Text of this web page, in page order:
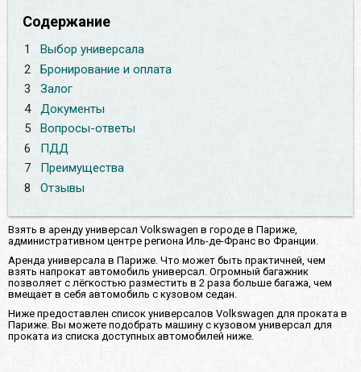
Содержание
1
Выбор универсала
2
Бронирование и оплата
3
Залог
4
Документы
5
Вопросы-ответы
6
ПДД
7
Преимущества
8
Отзывы
Взять в аренду универсал Volkswagen в городе в Париже,
административном центре региона Иль-де-Франс во Франции.
Аренда универсала в Париже. Что может быть практичней, чем
взять напрокат автомобиль универсал. Огромный багажник
позволяет с лёгкостью разместить в 2 раза больше багажа, чем
вмещает в себя автомобиль с кузовом седан.
Ниже предоставлен список универсалов Volkswagen для проката в
Париже. Вы можете подобрать машину с кузовом универсал для
проката из списка доступных автомобилей ниже.